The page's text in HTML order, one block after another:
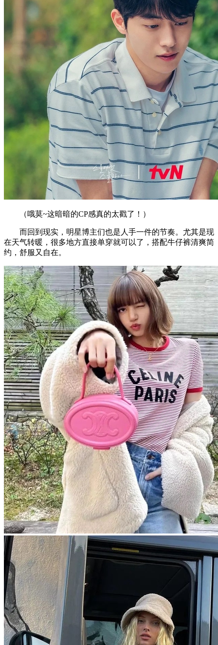
（哦莫~这暗暗的CP感真的太戳了！）
而回到现实，明星博主们也是人手一件的节奏。尤其是现
在天气转暖，很多地方直接单穿就可以了，搭配牛仔裤清爽简
约，舒服又自在。